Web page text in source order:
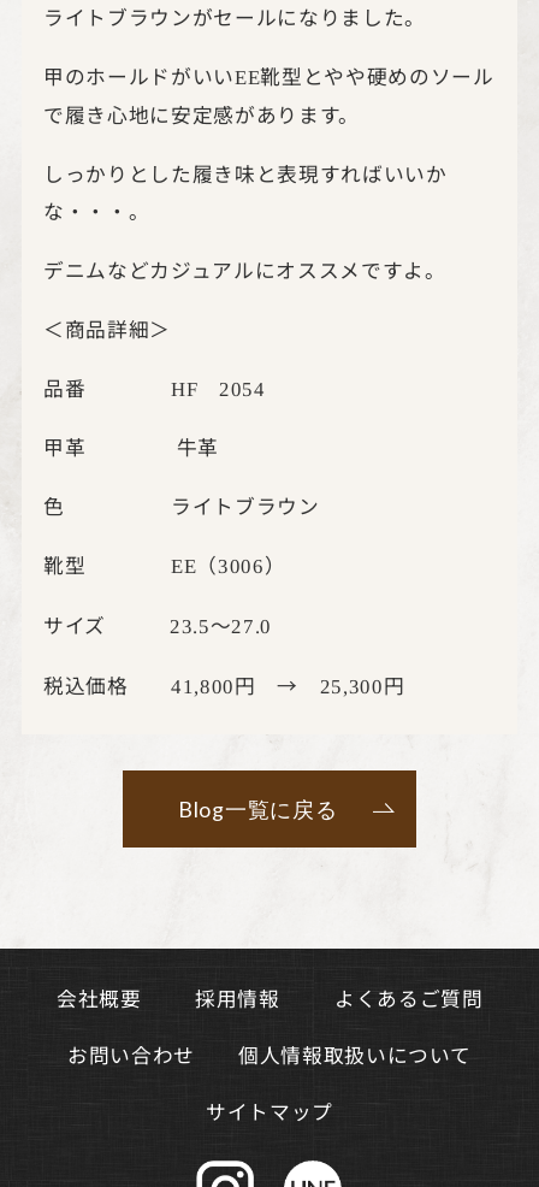
ライトブラウンがセールになりました。
甲のホールドがいいEE靴型とやや硬めのソール
で履き心地に安定感があります。
しっかりとした履き味と表現すればいいか
な・・・。
デニムなどカジュアルにオススメですよ。
＜商品詳細＞
品番 HF 2054
甲革 牛革
色 ライトブラウン
靴型 EE （3006）
サイズ 23.5～27.0
税込価格 41,800円 → 25,300円
Blog一覧に戻る
会社概要 採用情報 よくあるご質問
お問い合わせ 個人情報取扱いについて
サイトマップ